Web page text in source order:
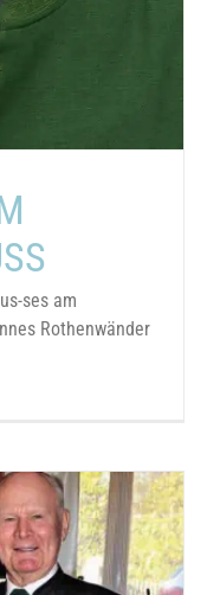
ses am
Rothenwänder